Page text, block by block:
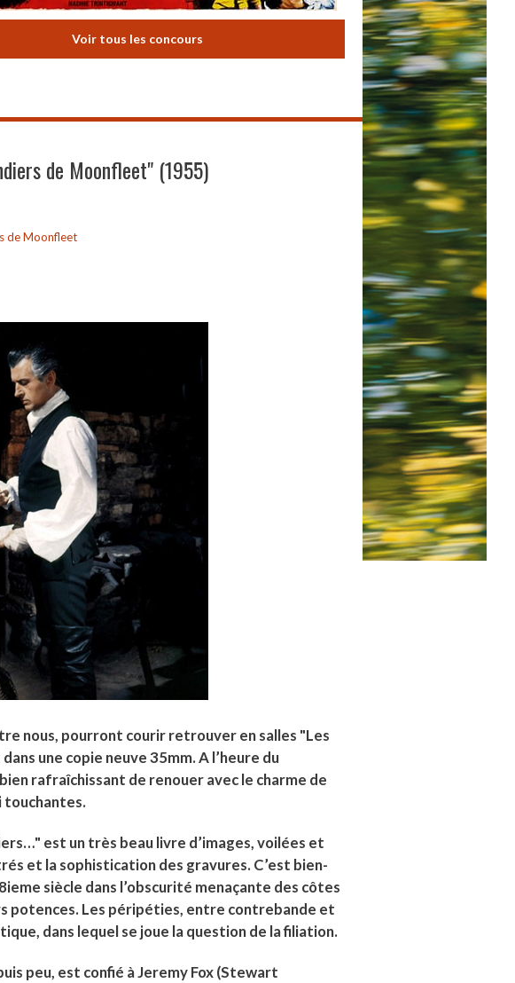
Voir tous les concours
de Moonfleet" (1955)
de Moonfleet
nous, pourront courir retrouver en salles "Les
une copie neuve 35mm. A l’heure du
rafraîchissant de renouer avec le charme de
touchantes.
est un très beau livre d’images, voilées et
et la sophistication des gravures. C’est bien-
siècle dans l’obscurité menaçante des côtes
potences. Les péripéties, entre contrebande et
dans lequel se joue la question de la filiation.
peu, est confié à Jeremy Fox (Stewart